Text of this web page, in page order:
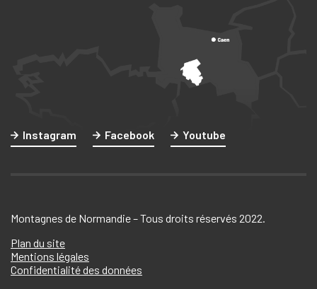
Instagram Facebook Youtube
Montagnes de Normandie – Tous droits réservés 2022.
Plan du site
Mentions légales
Confidentialité des données